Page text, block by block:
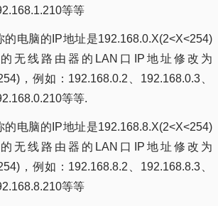
等等
的电脑的IP地址是192.168.0.X(2<X<254)
无线路由器的LAN口IP地址修改为
，例如：192.168.0.2、192.168.0.3、
等等.
的电脑的IP地址是192.168.8.X(2<X<254)
无线路由器的LAN口IP地址修改为
，例如：192.168.8.2、192.168.8.3、
等等